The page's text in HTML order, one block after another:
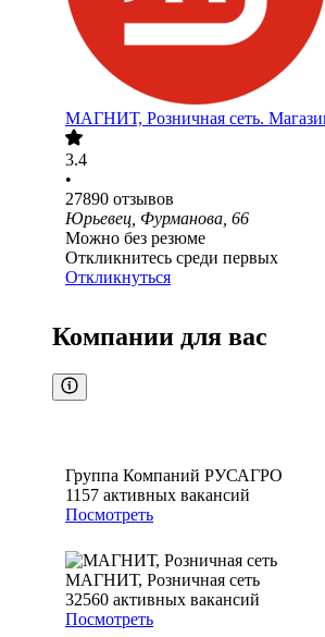
МАГНИТ, Розничная сеть.
3.4
•
27890 отзывов
Юрьевец, Фурманова, 66
Можно без резюме
Откликнитесь среди первых
Откликнуться
Компании для вас
Группа Компаний РУСАГРО
1157 активных вакансий
Посмотреть
МАГНИТ, Розничная сеть
32560 активных вакансий
Посмотреть